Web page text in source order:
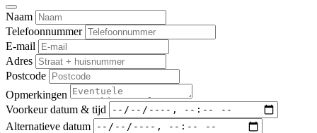
Naam
Telefoonnummer
E-mail
Adres
Postcode
Opmerkingen
Voorkeur datum & tijd
Alternatieve datum